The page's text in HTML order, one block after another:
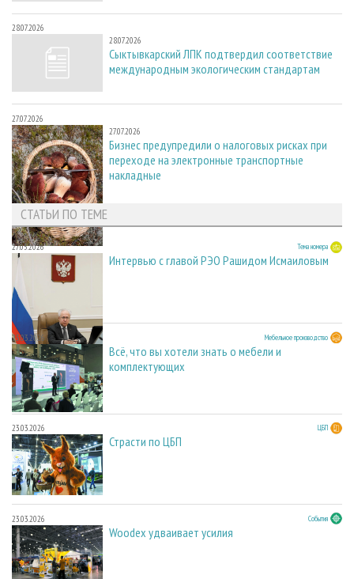
28.07.2026
28.07.2026
Сыктывкарский ЛПК подтвердил соответствие
международным экологическим стандартам
27.07.2026
27.07.2026
Бизнес предупредили о налоговых рисках при
переходе на электронные транспортные
накладные
СТАТЬИ ПО ТЕМЕ
27.05.2026 Тема номера
Интервью с главой РЭО Рашидом Исмаиловым
23.03.2026 Мебельное производство
Всё, что вы хотели знать о мебели и
комплектующих
23.03.2026 ЦБП
Страсти по ЦБП
23.03.2026 События
Woodex удваивает усилия